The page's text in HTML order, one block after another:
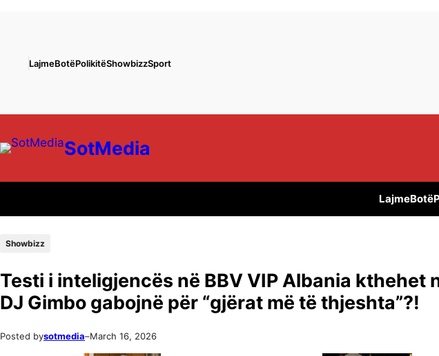
LajmeBotëPolikitëShowbizzSport
SotMedia
LajmeBotë
Showbizz
Testi i inteligjencës në BBV VIP Albania kthehet
DJ Gimbo gabojnë për “gjërat më të thjeshta”?!
Posted bysotmedia–March 16, 2026